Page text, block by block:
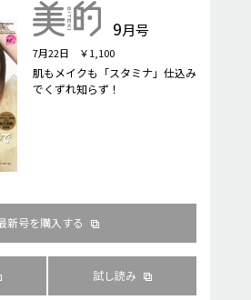
9月号
7月22日 ￥1,100
肌もメイクも「スタミナ」仕込み
でくずれ知らず！
新号を購入する
試し読み